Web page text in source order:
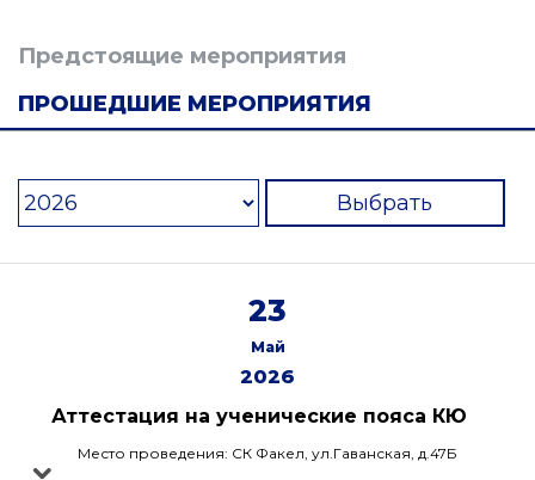
Предстоящие мероприятия
ПРОШЕДШИЕ МЕРОПРИЯТИЯ
Выбрать
23
Май
2026
Аттестация на ученические пояса КЮ
Место проведения: СК Факел, ул.Гаванская, д.47Б